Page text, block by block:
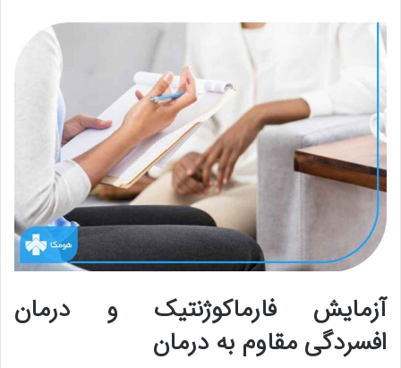
آزمایش فارماکوژنتیک و درمان
افسردگی مقاوم به درمان